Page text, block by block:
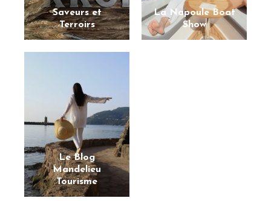
Saveurs et
Terroirs
La Napoule Boat
Show
Le Blog
Mandelieu
Tourisme